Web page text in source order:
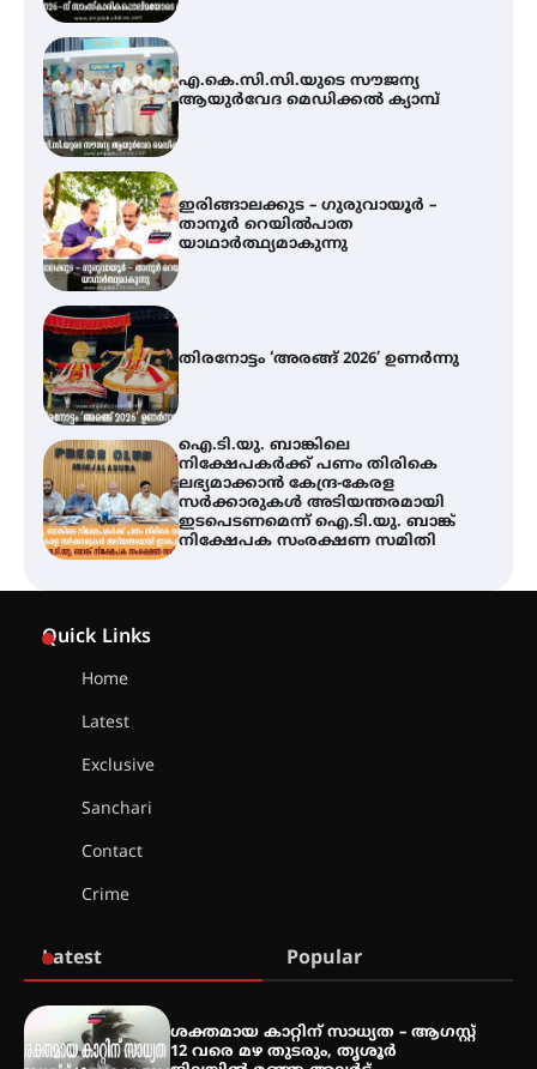
ഇരിങ്ങാലക്കുട – ഗുരുവായൂർ –
താനൂർ റെയിൽപാത
യാഥാർത്ഥ്യമാകുന്നു
തിരനോട്ടം ‘അരങ്ങ് 2026’ ഉണർന്നു
നിക്ഷേപകർക്ക് പണം തിരികെ
ലഭ്യമാക്കാൻ കേന്ദ്ര-കേരള
സർക്കാരുകൾ അടിയന്തരമായി
ഇടപെടണമെന്ന് ഐ.ടി.യു. ബാങ്ക്
നിക്ഷേപക സംരക്ഷണ സമിതി
യൂത്ത് കോൺഗ്രസ്‌ സ്ഥാപക ദിനം
– ഇരിങ്ങാലക്കുടയിൽ
ലഹരിവിരുദ്ധ പ്രതിജ്ഞയെടുത്ത്
യൂത്ത് കോൺഗ്രസ്
തിരനോട്ടം ‘അരങ്ങ് 2026’ ഉണർന്നു
Quick Links
Home
Latest
Exclusive
Sanchari
Contact
Crime
Latest Popular
ശക്തമായ കാറ്റിന് സാധ്യത – ആഗസ്റ്റ്
12 വരെ മഴ തുടരും, തൃശൂർ